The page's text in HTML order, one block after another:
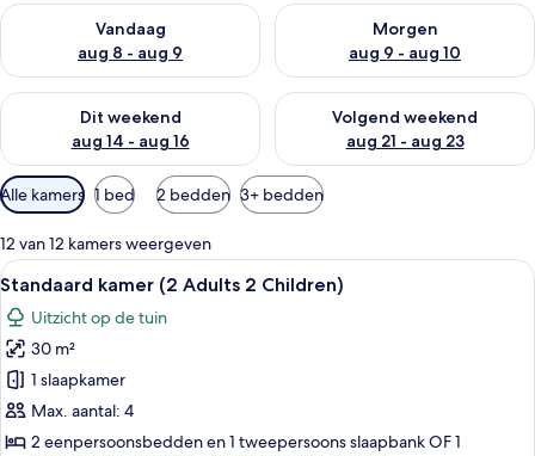
Vandaag
aug 8 - aug 9
De beschikbaarheid controleren voor vanavond aug 8 - aug 9
Morgen
aug 9 - aug 10
De beschikbaarheid
Dit weekend
aug 14 - aug 16
De beschikbaarheid controleren voor dit weekend aug 14 -
Volgend weekend
aug 21 - aug 23
De beschikbaarheid
Beschikbare
filters
voor
kamers
Alle kamers 1 bed 2 bedden 3+ bedden
12 van 12 kamers weergeven
Alle
foto's
voor
Standaard
kamer
(2
Adults
Een hotelkamer met balkon, twee
4
Standaard kamer (2 Adults 2 Children)
Uitzicht op de tuin
30 m²
1 slaapkamer
Max. aantal: 4
2 eenpersoonsbedden en 1 tweepersoons slaapbank OF 1